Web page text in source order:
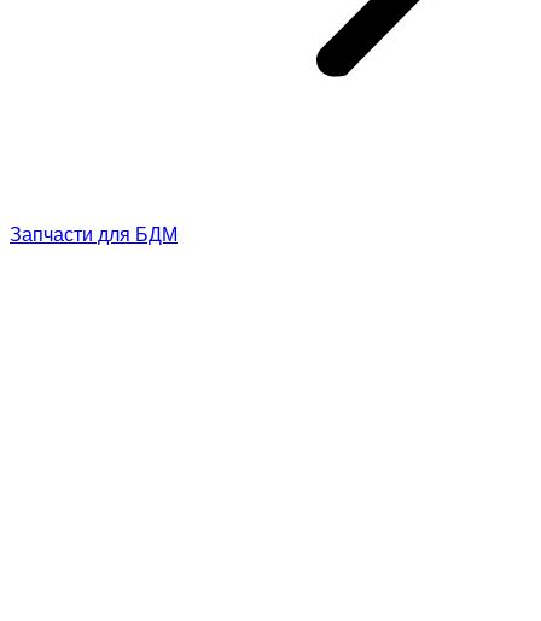
Запчасти для БДМ